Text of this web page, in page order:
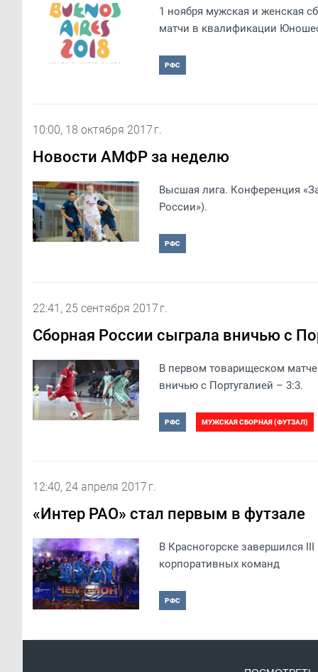
1 ноября мужская и женская
матчи в квалификации
РФС
10:00, 18 октября 2017 г.
Новости АМФР за неделю
Высшая лига. Конференция
России»).
РФС
22:41, 25 сентября 2017 г.
Сборная России сыграла вничью с
В первом товарищеском
вничью с Португалией – 3:3.
РФС МУЖСКАЯ СБОРНАЯ (ФУТЗАЛ)
12:40, 24 апреля 2017 г.
«Интер РАО» стал первым в футзале
В Красногорске завершился
корпоративных команд
РФС